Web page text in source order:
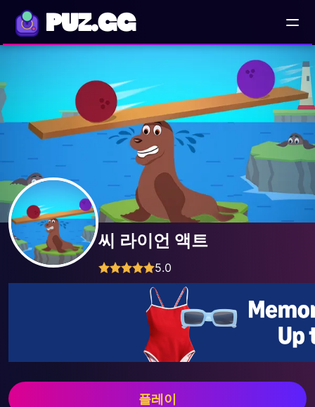
PUZ.GG
씨 라이언 액트
5.0
플레이